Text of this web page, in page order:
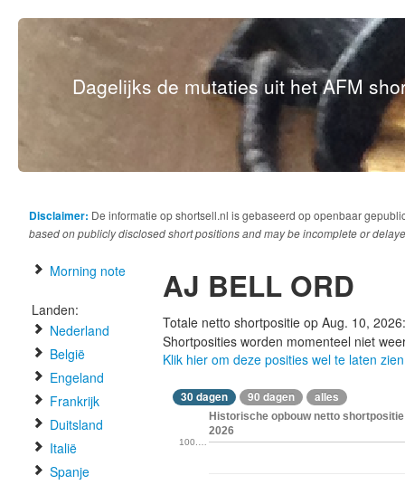
Dagelijks de mutaties uit het AFM
Disclaimer: De informatie op shortsell.nl is gebaseerd op openbaar
based on publicly disclosed short positions and may be incomplete or
Morning note
Landen:
Nederland
België
Engeland
Frankrijk
Duitsland
Italië
Spanje
AJ BELL ORD
Totale netto shortpositie op Aug. 10,
Shortposities worden momenteel niet
Klik hier om deze posities wel te laten zien
30 dagen 90 dagen alles
Historische opbouw netto
2026
100.…